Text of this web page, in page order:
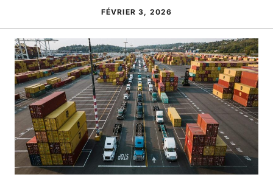
FÉVRIER 3, 2026